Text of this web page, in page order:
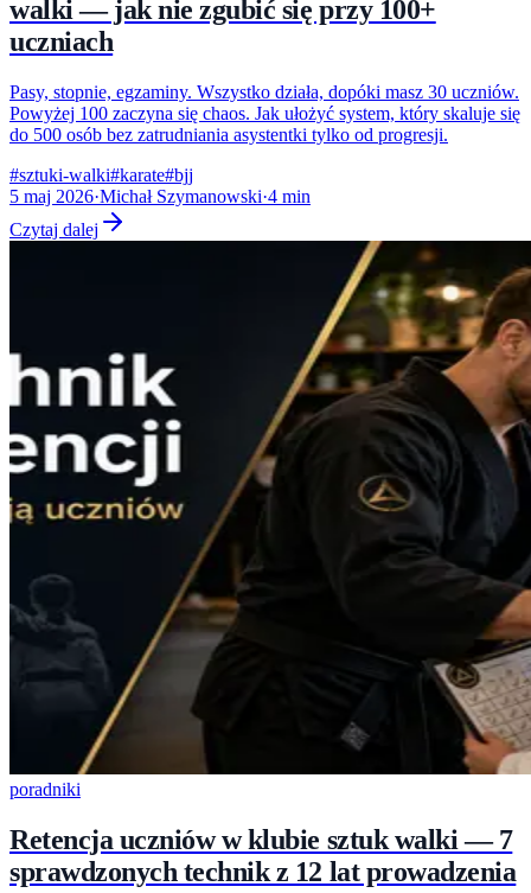
walki — jak nie zgubić się przy 100+
uczniach
Pasy, stopnie, egzaminy. Wszystko działa, dopóki masz 30 uczniów.
Powyżej 100 zaczyna się chaos. Jak ułożyć system, który skaluje się
do 500 osób bez zatrudniania asystentki tylko od progresji.
#sztuki-walki#karate#bjj
5 maj 2026·Michał Szymanowski·4 min
Czytaj dalej
poradniki
Retencja uczniów w klubie sztuk walki — 7
sprawdzonych technik z 12 lat prowadzenia